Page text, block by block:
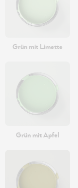
Grün mit Limette
Grün mit Apfel